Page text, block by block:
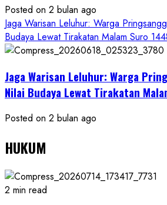
Posted on 2 bulan ago
Jaga Warisan Leluhur: Warga
Budaya Lewat Tirakatan Malam Suro
Jaga Warisan Leluhur: Warga
Nilai Budaya Lewat Tirakatan
Posted on 2 bulan ago
HUKUM
2 min read